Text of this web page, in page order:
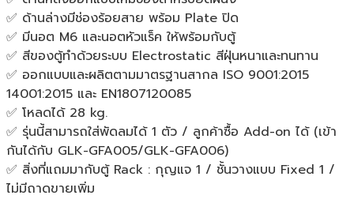
✅ ด้านล่างมีช่องร้อยสาย พร้อม Plate ปิด
✅ มีนอต M6 และนอตหัวแร็ค ให้พร้อมกับตู้
✅ สีของตู้ทำด้วยระบบ Electrostatic สีฝุ่นหนาและทนทาน
✅ ออกแบบและผลิตตามมาตรฐานสากล ISO 9001:2015
14001:2015 และ EN1807120085
✅ โหลดได้ 28 kg.
✅ รุ่นนี้สามารถใส่พัดลมได้ 1 ตัว / ลูกค้าซื้อ Add-on ได้ (เข้า
กันได้กับ GLK-GFA005/GLK-GFA006)
✅ สิ่งที่แถมมากับตู้ Rack : กุญแจ 1 / ชั้นวางแบบ Fixed 1 /
ไม่มีถาดขายเพิ่ม